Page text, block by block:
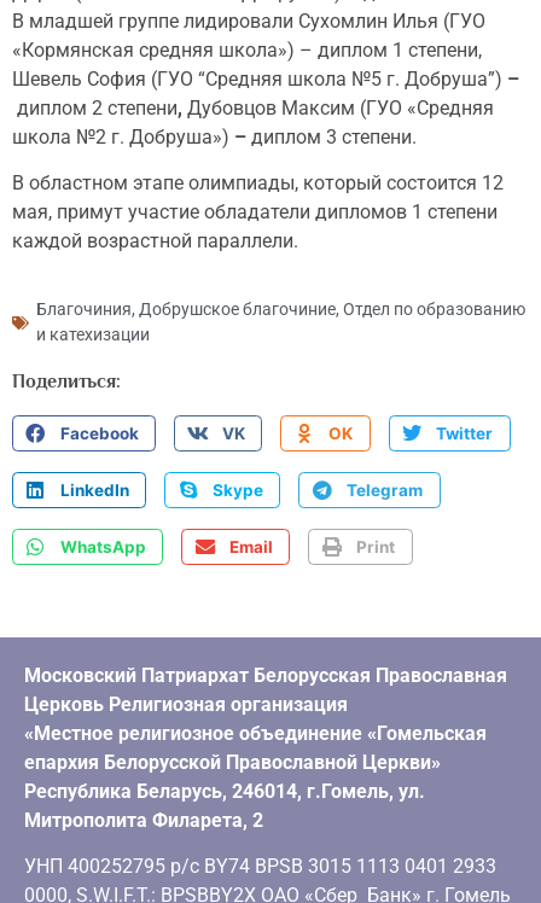
В младшей группе лидировали Сухомлин Илья (ГУО
«Кормянская средняя школа») – диплом 1 степени,
Шевель София (ГУО “Средняя школа №5 г. Добруша”) –
диплом 2 степени, Дубовцов Максим (ГУО «Средняя
школа №2 г. Добруша») – диплом 3 степени.
В областном этапе олимпиады, который состоится 12
мая, примут участие обладатели дипломов 1 степени
каждой возрастной параллели.
Благочиния, Добрушское благочиние, Отдел по образованию
и катехизации
Поделиться:
Facebook VK OK Twitter
LinkedIn Skype Telegram
WhatsApp Email Print
Московский Патриархат Белорусская Православная
Церковь Религиозная организация
«Местное религиозное объединение «Гомельская
епархия Белорусской Православной Церкви»
Республика Беларусь, 246014, г.Гомель, ул.
Митрополита Филарета, 2
УНП 400252795 р/с BY74 BPSB 3015 1113 0401 2933
0000, S.W.I.F.T.: BPSBBY2X ОАО «Сбер Банк» г. Гомель